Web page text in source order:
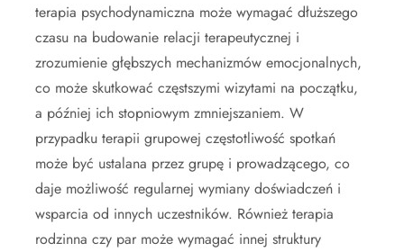
terapia psychodynamiczna może wymagać dłuższego
czasu na budowanie relacji terapeutycznej i
zrozumienie głębszych mechanizmów emocjonalnych,
co może skutkować częstszymi wizytami na początku,
a później ich stopniowym zmniejszaniem. W
przypadku terapii grupowej częstotliwość spotkań
może być ustalana przez grupę i prowadzącego, co
daje możliwość regularnej wymiany doświadczeń i
wsparcia od innych uczestników. Również terapia
rodzinna czy par może wymagać innej struktury